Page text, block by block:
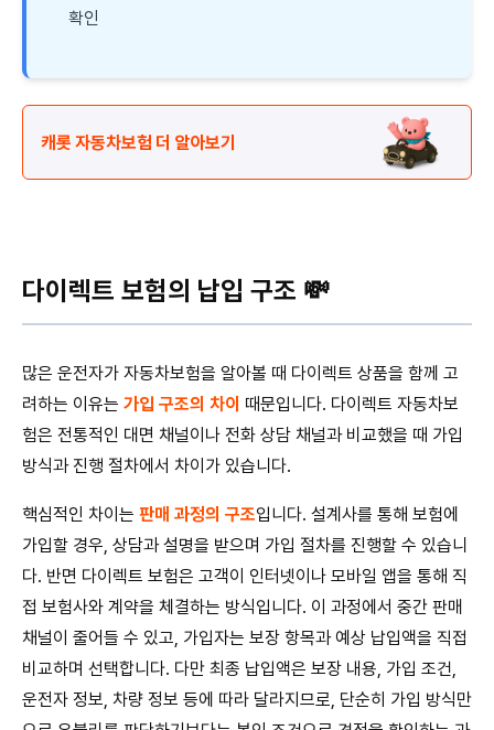
확인
캐롯 자동차보험 더 알아보기
다이렉트 보험의 납입 구조 💸
많은 운전자가 자동차보험을 알아볼 때 다이렉트 상품을 함께 고
려하는 이유는 가입 구조의 차이 때문입니다. 다이렉트 자동차보
험은 전통적인 대면 채널이나 전화 상담 채널과 비교했을 때 가입
방식과 진행 절차에서 차이가 있습니다.
핵심적인 차이는 판매 과정의 구조입니다. 설계사를 통해 보험에
가입할 경우, 상담과 설명을 받으며 가입 절차를 진행할 수 있습니
다. 반면 다이렉트 보험은 고객이 인터넷이나 모바일 앱을 통해 직
접 보험사와 계약을 체결하는 방식입니다. 이 과정에서 중간 판매
채널이 줄어들 수 있고, 가입자는 보장 항목과 예상 납입액을 직접
비교하며 선택합니다. 다만 최종 납입액은 보장 내용, 가입 조건,
운전자 정보, 차량 정보 등에 따라 달라지므로, 단순히 가입 방식만